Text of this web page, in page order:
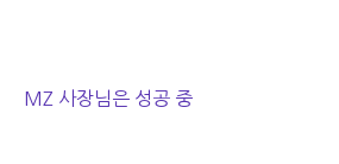
MZ 사장님은 성공 중